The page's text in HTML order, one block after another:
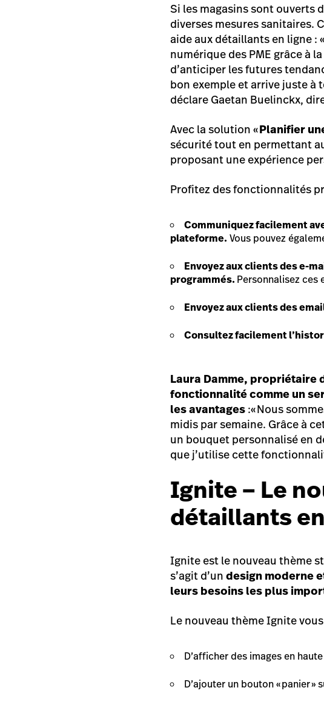
Si les magasins sont ouverts
diverses mesures sanitaires.
aide aux détaillants en ligne :
numérique des PME grâce à
d’anticiper les futures
bon exemple et arrive juste à
déclare Gaetan Buelinckx,
Avec la solution «Planifier
sécurité tout en permettant
proposant une expérience
Profitez des fonctionnalités
Communiquez facilement
plateforme. Vous pouvez
Envoyez aux clients des e-
programmés. Personnalisez ces
Envoyez aux clients des
Consultez facilement
Laura Damme, propriétaire
fonctionnalité comme un
les avantages :«Nous
midis par semaine. Grâce à
un bouquet personnalisé en
que j’utilise cette
Ignite – Le
détaillants
Ignite est le nouveau thème
s’agit d’undesign moderne
leurs besoins les plus
Le nouveau thème Ignite
D’afficher des images en
D’ajouter un bouton « panier